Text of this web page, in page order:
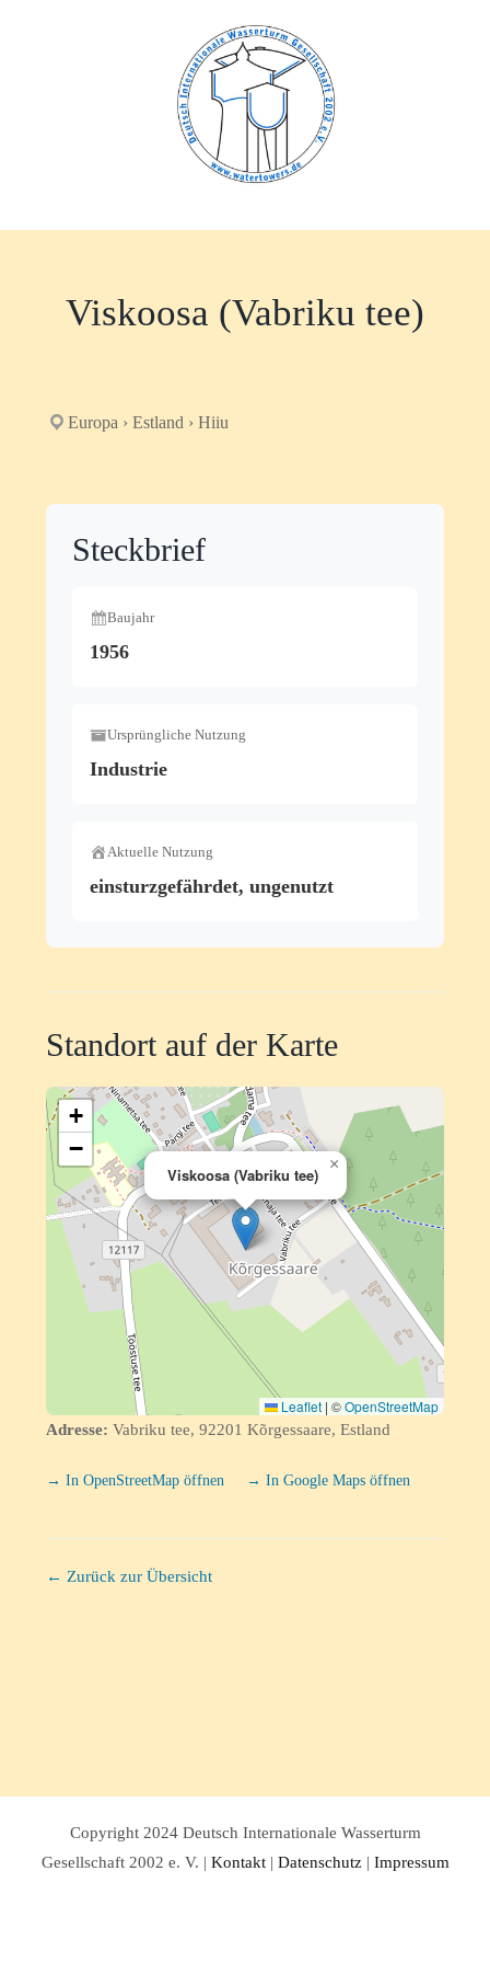
Viskoosa (Vabriku tee)
Europa › Estland › Hiiu
Steckbrief
Baujahr
1956
Ursprüngliche Nutzung
Industrie
Aktuelle Nutzung
einsturzgefährdet, ungenutzt
Standort auf der Karte
Viskoosa (Vabriku tee)
×
+
−
Leaflet | ©OpenStreetMap
Adresse: Vabriku tee, 92201 Kõrgessaare, Estland
→ In OpenStreetMap öffnen → In Google Maps öffnen
← Zurück zur Übersicht
Copyright 2024 Deutsch Internationale Wasserturm
Gesellschaft 2002 e. V. | Kontakt| Datenschutz| Impressum